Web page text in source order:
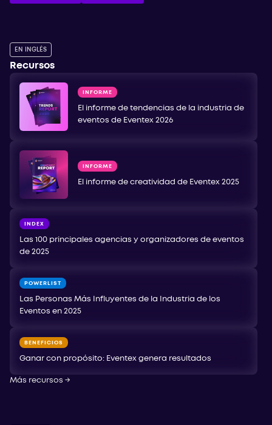
EN INGLÉS
Recursos
INFORME
El informe de tendencias de la industria de
eventos de Eventex 2026
INFORME
El informe de creatividad de Eventex 2025
INDEX
Las 100 principales agencias y organizadores de eventos
de 2025
POWERLIST
Las Personas Más Influyentes de la Industria de los
Eventos en 2025
BENEFICIOS
Ganar con propósito: Eventex genera resultados
Más recursos →